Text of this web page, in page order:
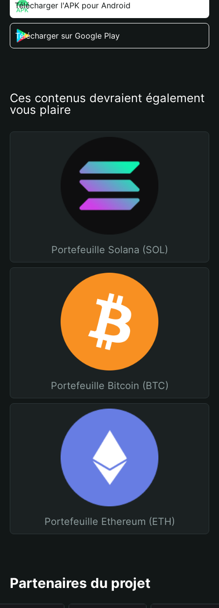
Télécharger l'APK pour Android
Télécharger sur Google Play
Ces contenus devraient également
vous plaire
Portefeuille Solana (SOL)
Portefeuille Bitcoin (BTC)
Portefeuille Ethereum (ETH)
Partenaires du projet